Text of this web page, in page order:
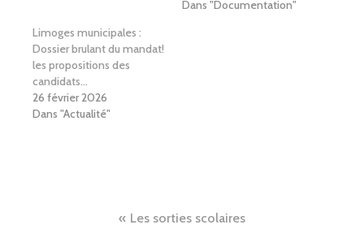
Dans "Documentation"
Limoges municipales :
Dossier brulant du mandat!
les propositions des
candidats…
26 février 2026
Dans "Actualité"
NavigationLes sorties scolaires